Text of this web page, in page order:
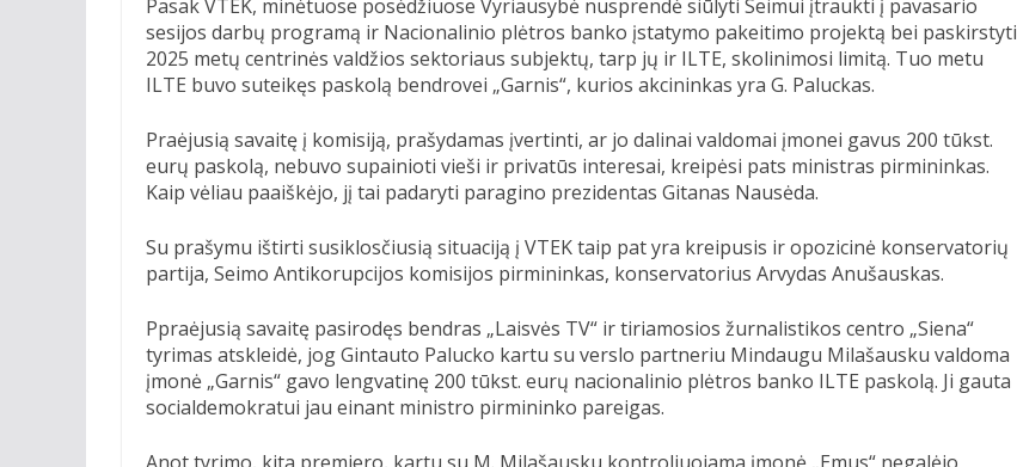
Pasak VTEK, minėtuose posėdžiuose Vyriausybė nusprendė siūlyti Seimui įtraukti į pavasario
sesijos darbų programą ir Nacionalinio plėtros banko įstatymo pakeitimo projektą bei paskirstyti
2025 metų centrinės valdžios sektoriaus subjektų, tarp jų ir ILTE, skolinimosi limitą. Tuo metu
ILTE buvo suteikęs paskolą bendrovei „Garnis“, kurios akcininkas yra G. Paluckas.
Praėjusią savaitę į komisiją, prašydamas įvertinti, ar jo dalinai valdomai įmonei gavus 200 tūkst.
eurų paskolą, nebuvo supainioti vieši ir privatūs interesai, kreipėsi pats ministras pirmininkas.
Kaip vėliau paaiškėjo, jį tai padaryti paragino prezidentas Gitanas Nausėda.
Su prašymu ištirti susiklosčiusią situaciją į VTEK taip pat yra kreipusis ir opozicinė konservatorių
partija, Seimo Antikorupcijos komisijos pirmininkas, konservatorius Arvydas Anušauskas.
Ppraėjusią savaitę pasirodęs bendras „Laisvės TV“ ir tiriamosios žurnalistikos centro „Siena“
tyrimas atskleidė, jog Gintauto Palucko kartu su verslo partneriu Mindaugu Milašausku valdoma
įmonė „Garnis“ gavo lengvatinę 200 tūkst. eurų nacionalinio plėtros banko ILTE paskolą. Ji gauta
socialdemokratui jau einant ministro pirmininko pareigas.